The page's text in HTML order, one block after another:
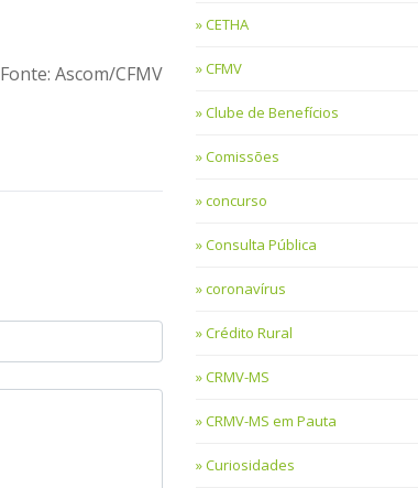
Fonte: Ascom/CFMV
CETHA
CFMV
Clube de Benefícios
Comissões
concurso
Consulta Pública
coronavírus
Crédito Rural
CRMV-MS
CRMV-MS em Pauta
Curiosidades